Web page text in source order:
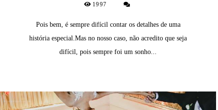
1997
Pois bem, é sempre difícil contar os detalhes de uma
história especial.Mas no nosso caso, não acredito que seja
difícil, pois sempre foi um sonho...